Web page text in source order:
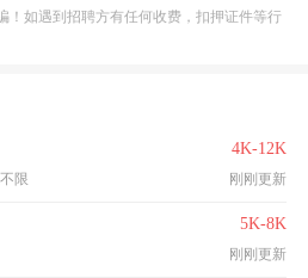
！如遇到招聘方有任何收费，扣押证件等行
4K-12K
限 刚刚更新
5K-8K
刚刚更新